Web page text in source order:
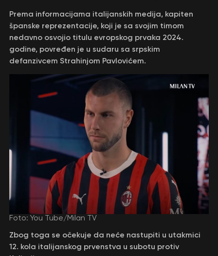
Prema informacijama italijanskih medija, kapiten
španske reprezentacije, koji je sa svojim timom
nedavno osvojio titulu evropskog prvaka 2024.
godine, povređen je u sudaru sa srpskim
defanzivcem Strahinjom Pavlovićem.
Foto: You Tube/Milan TV
Zbog toga se očekuje da neće nastupiti u utakmici
12. kola italijanskog prvenstva u subotu protiv